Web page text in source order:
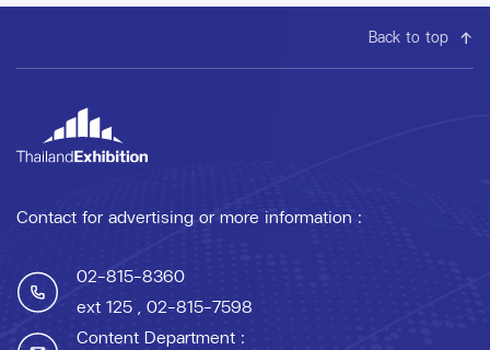
Back to top
Contact for advertising or more information :
02-815-8360
ext 125 , 02-815-7598
Content Department :